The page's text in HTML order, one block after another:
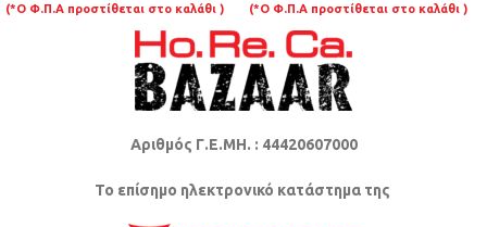
(*Ο Φ.Π.Α προστίθεται στο καλάθι ) (*Ο Φ.Π.Α προστίθεται στο καλάθι )
Αριθμός Γ.Ε.ΜΗ. : 44420607000
Το επίσημο ηλεκτρονικό κατάστημα της